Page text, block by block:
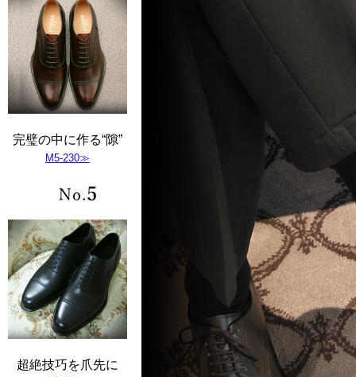
完璧の中に作る“隙”
M5-230≫
超絶技巧を爪先に